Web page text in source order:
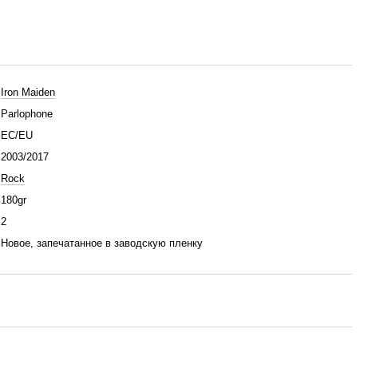
Iron Maiden
Parlophone
ЕС/EU
2003/2017
Rock
180gr
2
Новое, запечатанное в заводскую пленку